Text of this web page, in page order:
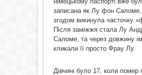
записана як Лу фон Саломе,
згодом викинула часточку
Після заміжжя стала Лу
Саломе, та через довжину
кликали її просто Фрау Лу.
Дівчині було 17, коли помер